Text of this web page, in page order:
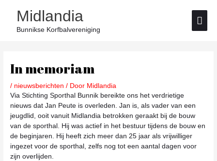
Midlandia
Bunnikse Korfbalvereniging
In memoriam
/ nieuwsberichten / Door Midlandia
Via Stichting Sporthal Bunnik bereikte ons het verdrietige
nieuws dat Jan Peute is overleden. Jan is, als vader van een
jeugdlid, ooit vanuit Midlandia betrokken geraakt bij de bouw
van de sporthal. Hij was actief in het bestuur tijdens de bouw en
de beginjaren. Hij heeft zich meer dan 25 jaar als vrijwilliger
ingezet voor de sporthal, zelfs nog tot een aantal dagen voor
zijn overlijden.